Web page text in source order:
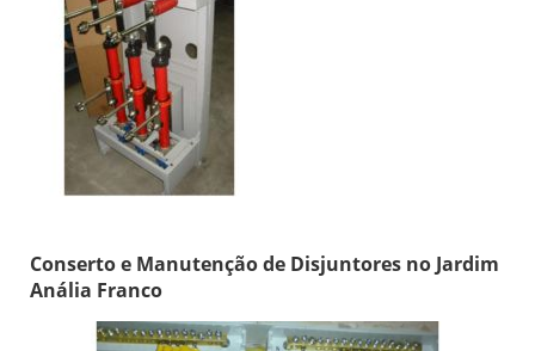
Conserto e Manutenção de Disjuntores no Jardim
Anália Franco